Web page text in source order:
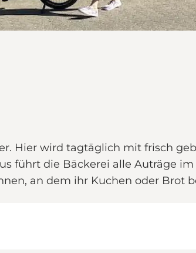
Hier wird tagtäglich mit frisch
führt die Bäckerei alle Auträge
an dem ihr Kuchen oder Brot